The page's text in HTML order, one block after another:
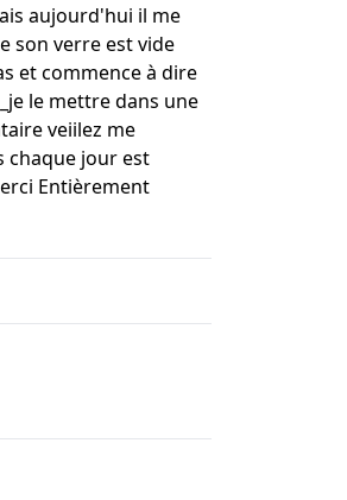
aujourd'hui il me
son verre est vide
et commence à dire
le mettre dans une
veiilez me
chaque jour est
Entièrement